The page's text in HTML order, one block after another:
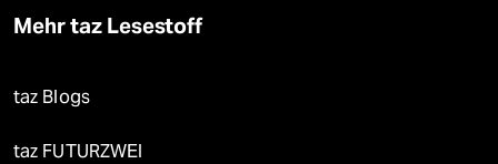
Mehr taz Lesestoff
taz Blogs
taz FUTURZWEI